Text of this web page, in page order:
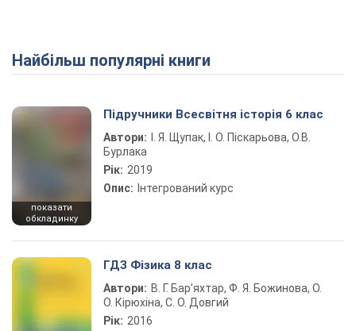
Найбільш популярні книги
показати
обкладинку
Підручники Всесвітня історія 6 клас
Автори:
І. Я. Щупак, І. О. Піскарьова, О.В.
Бурлака
Рік: 2019
Опис: Інтегрований курс
ГДЗ Фізика 8 клас
Автори: В. Г. Бар’яхтар, Ф. Я. Божинова, О.
О. Кірюхіна, С. О. Довгий
Рік: 2016